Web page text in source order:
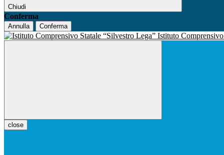
Chiudi
Conferma
Annulla Conferma
Istituto Comprensivo
close